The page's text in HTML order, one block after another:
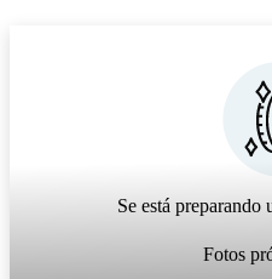
Se está
Fotos